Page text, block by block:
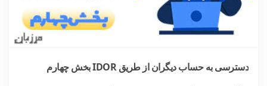
دسترسی به حساب دیگران از طریق IDOR بخش چهارم